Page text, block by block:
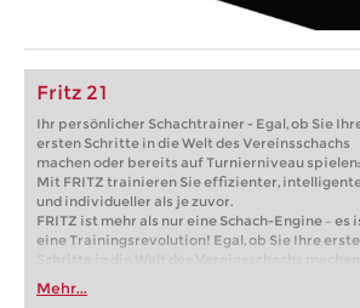
Fritz 21
Ihr persönlicher Schachtrainer - Egal, ob Sie
ersten Schritte in die Welt des Vereinsschachs
machen oder bereits auf Turnierniveau spielen:
Mit FRITZ trainieren Sie effizienter,
und individueller als je zuvor.
FRITZ ist mehr als nur eine Schach-Engine – es
eine Trainingsrevolution! Egal, ob Sie Ihre
Schritte in die Welt des Vereinsschachs machen
oder bereits auf Turnierniveau spielen: Mit
FRITZ trainieren Sie effizienter, intelligenter und
Mehr...